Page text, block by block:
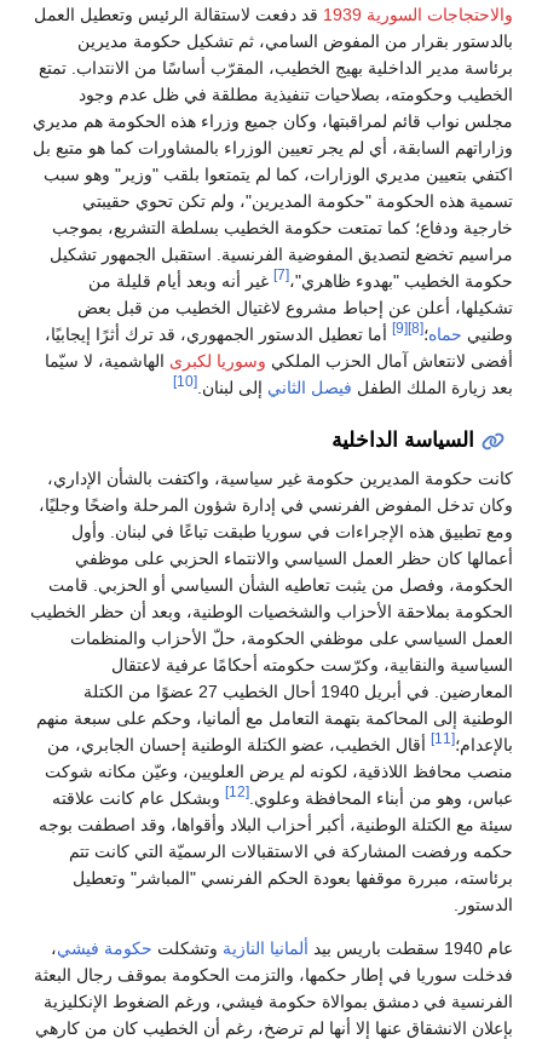
والاحتجاجات السورية 1939
قد دفعت لاستقالة الرئيس وتعطيل العمل
بالدستور بقرار من المفوض السامي، ثم تشكيل حكومة مديرين
برئاسة مدير الداخلية بهيج الخطيب، المقرّب أساسًا من الانتداب. تمتع
الخطيب وحكومته، بصلاحيات تنفيذية مطلقة في ظل عدم وجود
مجلس نواب قائم لمراقبتها، وكان جميع وزراء هذه الحكومة هم مديري
وزاراتهم السابقة، أي لم يجر تعيين الوزراء بالمشاورات كما هو متبع بل
اكتفي بتعيين مديري الوزارات، كما لم يتمتعوا بلقب "وزير" وهو سبب
تسمية هذه الحكومة "حكومة المديرين"، ولم تكن تحوي حقيبتي
خارجية ودفاع؛ كما تمتعت حكومة الخطيب بسلطة التشريع، بموجب
مراسيم تخضع لتصديق المفوضية الفرنسية. استقبل الجمهور تشكيل
حكومة الخطيب "بهدوء ظاهري"،[7]
غير أنه وبعد أيام قليلة من
تشكيلها، أعلن عن إحباط مشروع لاغتيال الخطيب من قبل بعض
وطنيي حماه؛[8]
[9]
أما تعطيل الدستور الجمهوري، قد ترك أثرًا إيجابيًا،
أفضى لانتعاش آمال الحزب الملكي وسوريا لكبرى الهاشمية، لا سيّما
بعد زيارة الملك الطفل فيصل الثاني إلى لبنان.[10]
السياسة الداخلية
كانت حكومة المديرين حكومة غير سياسية، واكتفت بالشأن الإداري،
وكان تدخل المفوض الفرنسي في إدارة شؤون المرحلة واضحًا وجليًا،
ومع تطبيق هذه الإجراءات في سوريا طبقت تباعًا في لبنان. وأول
أعمالها كان حظر العمل السياسي والانتماء الحزبي على موظفي
الحكومة، وفصل من يثبت تعاطيه الشأن السياسي أو الحزبي. قامت
الحكومة بملاحقة الأحزاب والشخصيات الوطنية، وبعد أن حظر الخطيب
العمل السياسي على موظفي الحكومة، حلّ الأحزاب والمنظمات
السياسية والنقابية، وكرّست حكومته أحكامًا عرفية لاعتقال
المعارضين. في أبريل 1940 أحال الخطيب 27 عضوًا من الكتلة
الوطنية إلى المحاكمة بتهمة التعامل مع ألمانيا، وحكم على سبعة منهم
بالإعدام؛[11]
أقال الخطيب، عضو الكتلة الوطنية إحسان الجابري، من
منصب محافظ اللاذقية، لكونه لم يرض العلويين، وعيّن مكانه شوكت
عباس، وهو من أبناء المحافظة وعلوي. [12]
وبشكل عام كانت علاقته
سيئة مع الكتلة الوطنية، أكبر أحزاب البلاد وأقواها، وقد اصطفت بوجه
حكمه ورفضت المشاركة في الاستقبالات الرسميّة التي كانت تتم
برئاسته، مبررة موقفها بعودة الحكم الفرنسي "المباشر" وتعطيل
الدستور.
عام 1940 سقطت باريس بيد ألمانيا النازية وتشكلت حكومة فيشي،
فدخلت سوريا في إطار حكمها، والتزمت الحكومة بموقف رجال البعثة
الفرنسية في دمشق بموالاة حكومة فيشي، ورغم الضغوط الإنكليزية
بإعلان الانشقاق عنها إلا أنها لم ترضخ، رغم أن الخطيب كان من كارهي